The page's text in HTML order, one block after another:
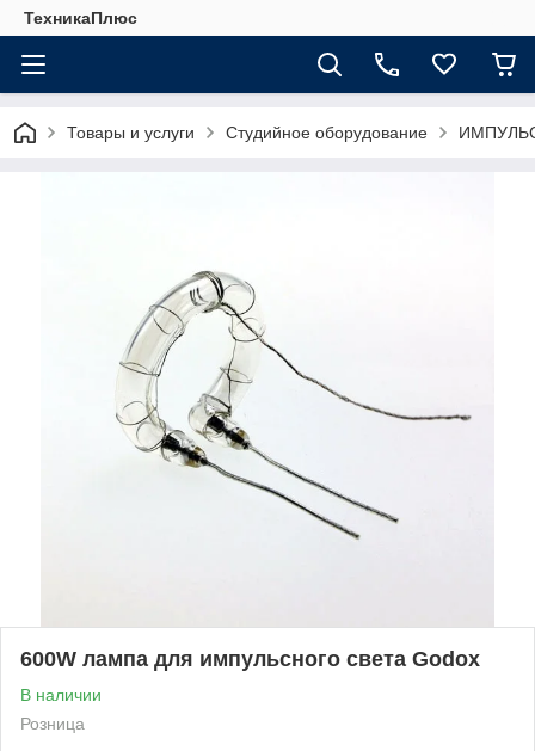
ТехникаПлюс
Товары и услуги Студийное оборудование
600W лампа для импульсного света Godox
В наличии
Розница